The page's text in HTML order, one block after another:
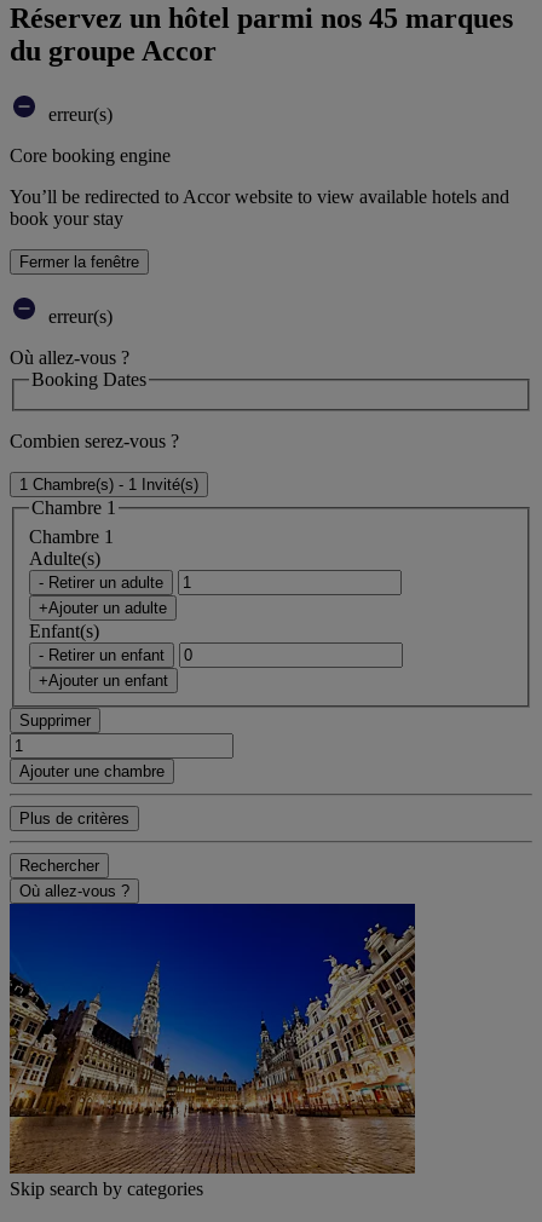
Réservez un hôtel parmi nos 45 marques
du groupe Accor
erreur(s)
Core booking engine
You’ll be redirected to Accor website to view available hotels and
book your stay
Fermer la fenêtre
erreur(s)
Où allez-vous ?
Booking Dates
Combien serez-vous ?
1 Chambre(s) - 1 Invité(s)
Chambre 1
Chambre 1
Adulte(s)
- Retirer un adulte
+Ajouter un adulte
Enfant(s)
- Retirer un enfant
+Ajouter un enfant
Supprimer
Ajouter une chambre
Plus de critères
Rechercher
Où allez-vous ?
Skip search by categories